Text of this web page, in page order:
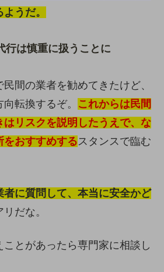
うだ。
行は慎重に扱うことに
間の業者を勧めてきたけど、
転換するぞ。 こ れからは民間
リスクを説明したうえで、な
をおすすめする スタンスで臨む
者に質問して、本当に安全かど
だな。
とがあったら専門家に相談し